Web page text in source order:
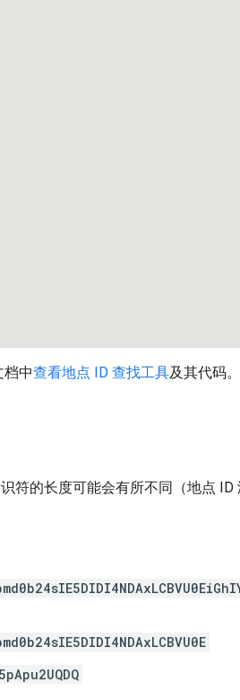
中查看地点 ID 查找工具及其代码。
符的长度可能会有所不同（地点